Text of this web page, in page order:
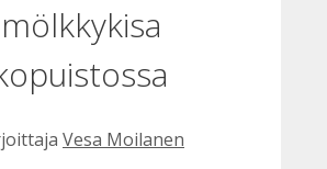
Vesa Moilanen